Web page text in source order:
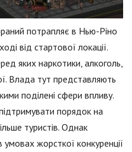
потрапляє в Нью-Ріно
від стартової локації.
яких наркотики, алкоголь,
Влада тут представляють
поділені сфери впливу.
підтримувати порядок на
туристів. Однак
жорсткої конкуренції